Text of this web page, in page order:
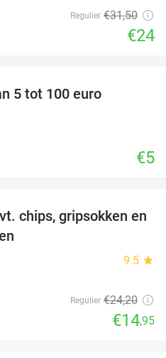
Regulier €31,50
€24
5 tot 100 euro
€5
38%
chips, gripsokken en
9.5 star
Regulier €24,20
€14,95